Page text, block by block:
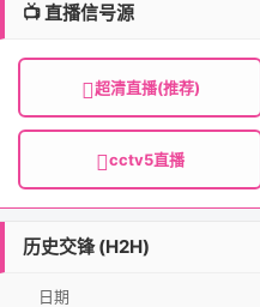
📺 直播信号源
超清直播(推荐)
cctv5直播
历史交锋 (H2H)
日期